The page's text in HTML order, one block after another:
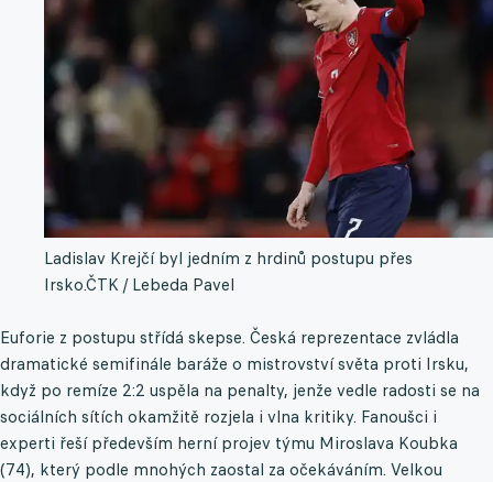
Ladislav Krejčí byl jedním z hrdinů postupu přes
Irsko.ČTK / Lebeda Pavel
Euforie z postupu střídá skepse. Česká reprezentace zvládla
dramatické semifinále baráže o mistrovství světa proti Irsku,
když po remíze 2:2 uspěla na penalty, jenže vedle radosti se na
sociálních sítích okamžitě rozjela i vlna kritiky. Fanoušci i
experti řeší především herní projev týmu Miroslava Koubka
(74), který podle mnohých zaostal za očekáváním. Velkou